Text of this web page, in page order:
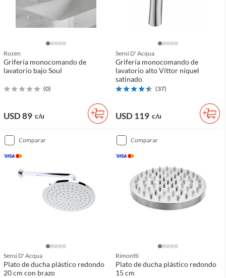
Rozen
Grifería monocomando de
lavatorio bajo Soul
(0)
USD 89 c/u
Sensi D' Acqua
Grifería monocomando de
lavatorio alto Vittor níquel
satinado
(37)
USD 119 c/u
comparar
Sensi D' Acqua
Plato de ducha plástico redondo
20 cm con brazo
comparar
Rimontti
Plato de ducha plástico redondo
15 cm